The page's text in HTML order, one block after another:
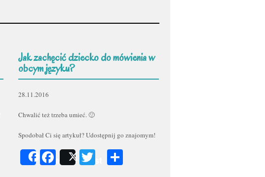
Jak zachęcić dziecko do mówienia w
obcym języku?
28.11.2016
Chwalić też trzeba umieć. 🙂
Spodobał Ci się artykuł? Udostępnij go znajomym!
ShareFacebook
Post Twitter